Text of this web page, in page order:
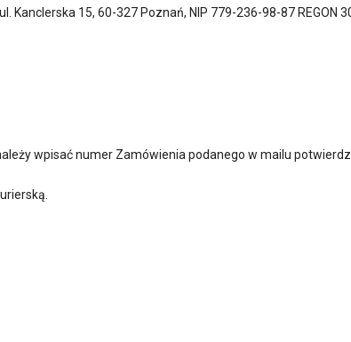
Kanclerska 15, 60-327 Poznań, NIP 779-236-98-87 REGON
wpisać numer Zamówienia podanego w mailu